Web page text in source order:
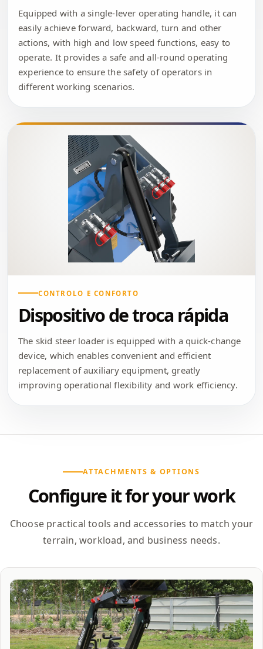
Equipped with a single-lever operating handle, it can
easily achieve forward, backward, turn and other
actions, with high and low speed functions, easy to
operate. It provides a safe and all-round operating
experience to ensure the safety of operators in
different working scenarios.
CONTROLO E CONFORTO
Dispositivo de troca rápida
The skid steer loader is equipped with a quick-change
device, which enables convenient and efficient
replacement of auxiliary equipment, greatly
improving operational flexibility and work efficiency.
ATTACHMENTS & OPTIONS
Configure it for your work
Choose practical tools and accessories to match your
terrain, workload, and business needs.